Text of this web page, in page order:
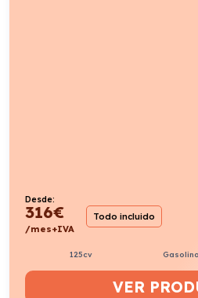
Desde:
316€
/mes+IVA
Todo incluido
125cv Gasolina
VER